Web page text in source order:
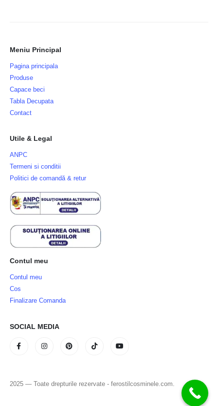
Meniu Principal
Pagina principala
Produse
Capace beci
Tabla Decupata
Contact
Utile & Legal
ANPC
Termeni si conditii
Politici de comandă & retur
Contul meu
Contul meu
Cos
Finalizare Comanda
SOCIAL MEDIA
2025 — Toate drepturile rezervate - ferostilcosminele.com.